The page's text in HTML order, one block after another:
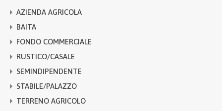
AZIENDA AGRICOLA
BAITA
FONDO COMMERCIALE
RUSTICO/CASALE
SEMINDIPENDENTE
STABILE/PALAZZO
TERRENO AGRICOLO